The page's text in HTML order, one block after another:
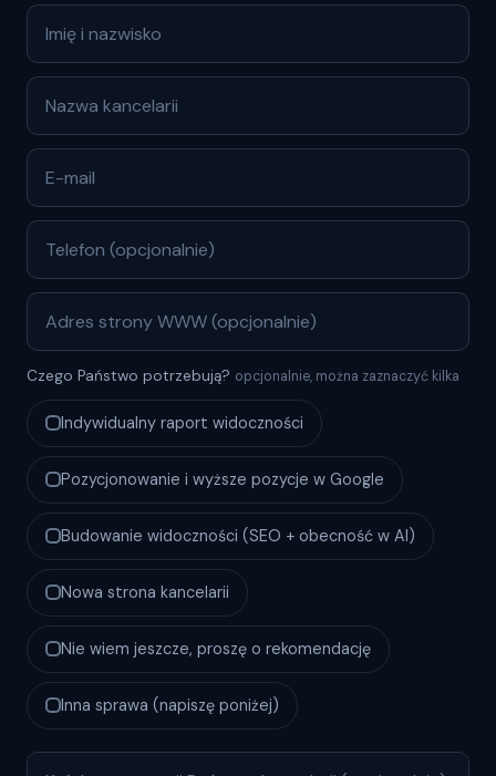
Czego Państwo potrzebują? opcjonalnie, można zaznaczyć kilka
Indywidualny raport widoczności
Pozycjonowanie i wyższe pozycje w Google
Budowanie widoczności (SEO + obecność w AI)
Nowa strona kancelarii
Nie wiem jeszcze, proszę o rekomendację
Inna sprawa (napiszę poniżej)